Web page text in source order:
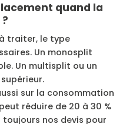
quand la
traiter, le type
Un monosplit
Un multisplit ou un
sur la consommation
réduire de 20 à 30 %
nos devis pour